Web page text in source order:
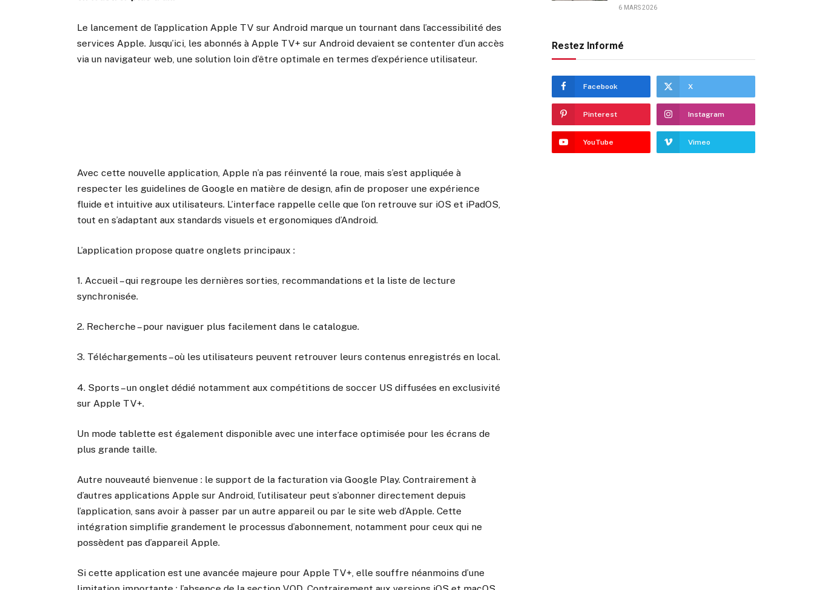
Le lancement de l’application Apple TV sur Android marque un tournant dans l’accessibilité des
services Apple. Jusqu’ici, les abonnés à Apple TV+ sur Android devaient se contenter d’un accès
via un navigateur web, une solution loin d’être optimale en termes d’expérience utilisateur.
Avec cette nouvelle application, Apple n’a pas réinventé la roue, mais s’est appliquée à
respecter les guidelines de Google en matière de design, afin de proposer une expérience
fluide et intuitive aux utilisateurs. L’interface rappelle celle que l’on retrouve sur iOS et iPadOS,
tout en s’adaptant aux standards visuels et ergonomiques d’Android.
L’application propose quatre onglets principaux :
1. Accueil – qui regroupe les dernières sorties, recommandations et la liste de lecture
synchronisée.
2. Recherche – pour naviguer plus facilement dans le catalogue.
3. Téléchargements – où les utilisateurs peuvent retrouver leurs contenus enregistrés en local.
4. Sports – un onglet dédié notamment aux compétitions de soccer US diffusées en exclusivité
sur Apple TV+.
Un mode tablette est également disponible avec une interface optimisée pour les écrans de
plus grande taille.
Autre nouveauté bienvenue : le support de la facturation via Google Play. Contrairement à
d’autres applications Apple sur Android, l’utilisateur peut s’abonner directement depuis
l’application, sans avoir à passer par un autre appareil ou par le site web d’Apple. Cette
intégration simplifie grandement le processus d’abonnement, notamment pour ceux qui ne
possèdent pas d’appareil Apple.
Si cette application est une avancée majeure pour Apple TV+, elle souffre néanmoins d’une
6 MARS 2026
Restez Informé
Facebook X
Pinterest Instagram
YouTube Vimeo